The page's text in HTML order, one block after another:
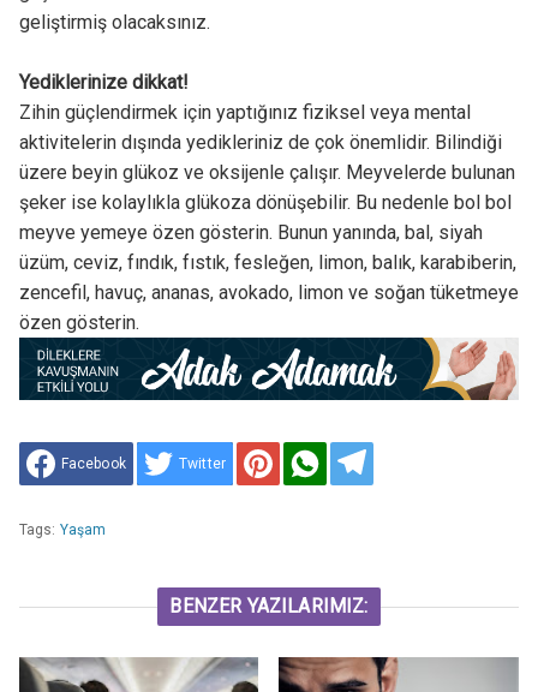
geliştirmiş olacaksınız.
Yediklerinize dikkat!
Zihin güçlendirmek için yaptığınız fiziksel veya mental
aktivitelerin dışında yedikleriniz de çok önemlidir. Bilindiği
üzere beyin glükoz ve oksijenle çalışır. Meyvelerde bulunan
şeker ise kolaylıkla glükoza dönüşebilir. Bu nedenle bol bol
meyve yemeye özen gösterin. Bunun yanında, bal, siyah
üzüm, ceviz, fındık, fıstık, fesleğen, limon, balık, karabiberin,
zencefil, havuç, ananas, avokado, limon ve soğan tüketmeye
özen gösterin.
Facebook Twitter
Tags: Yaşam
BENZER YAZILARIMIZ: